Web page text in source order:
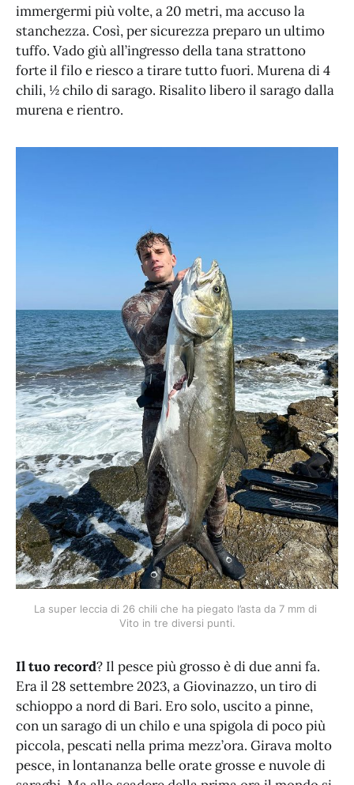
immergermi più volte, a 20 metri, ma accuso la
stanchezza. Così, per sicurezza preparo un ultimo
tuffo. Vado giù all’ingresso della tana strattono
forte il filo e riesco a tirare tutto fuori. Murena di 4
chili, ½ chilo di sarago. Risalito libero il sarago dalla
murena e rientro.
La super leccia di 26 chili che ha piegato l’asta da 7 mm di
Vito in tre diversi punti.
Il tuo record? Il pesce più grosso è di due anni fa.
Era il 28 settembre 2023, a Giovinazzo, un tiro di
schioppo a nord di Bari. Ero solo, uscito a pinne,
con un sarago di un chilo e una spigola di poco più
piccola, pescati nella prima mezz’ora. Girava molto
pesce, in lontananza belle orate grosse e nuvole di